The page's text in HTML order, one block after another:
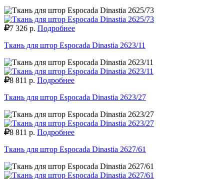
7 326 р. Подробнее
Ткань для штор Espocada Dinastia 2623/11
8 811 р. Подробнее
Ткань для штор Espocada Dinastia 2623/27
8 811 р. Подробнее
Ткань для штор Espocada Dinastia 2627/61